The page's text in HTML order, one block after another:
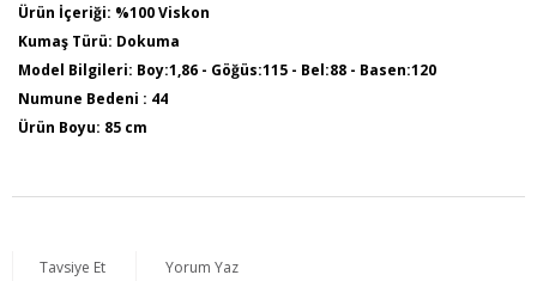
Ürün İçeriği: %100 Viskon
Kumaş Türü: Dokuma
Model Bilgileri: Boy:1,86 - Göğüs:115 - Bel:88 - Basen:120
Numune Bedeni : 44
Ürün Boyu: 85 cm
Tavsiye Et Yorum Yaz